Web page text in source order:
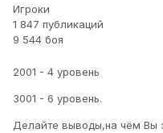
Игроки
1 847 публикаций
9 544 боя
2001 - 4 уровень
3001 - 6 уровень.
Делайте выводы,на чём Вы